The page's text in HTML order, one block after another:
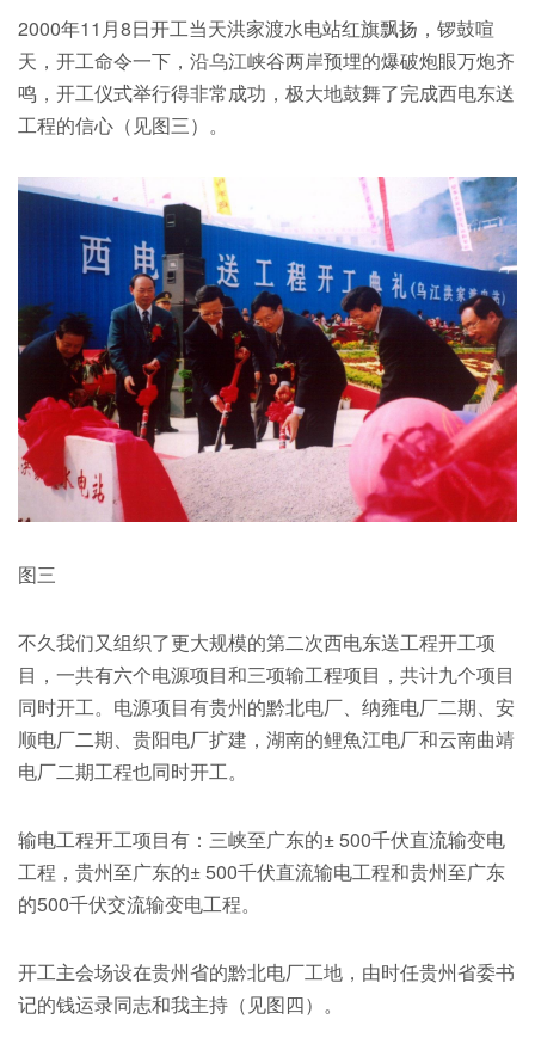
2000年11月8日开工当天洪家渡水电站红旗飘扬，锣鼓喧
天，开工命令一下，沿乌江峡谷两岸预埋的爆破炮眼万炮齐
鸣，开工仪式举行得非常成功，极大地鼓舞了完成西电东送
工程的信心（见图三）。
图三
不久我们又组织了更大规模的第二次西电东送工程开工项
目，一共有六个电源项目和三项输工程项目，共计九个项目
同时开工。电源项目有贵州的黔北电厂、纳雍电厂二期、安
顺电厂二期、贵阳电厂扩建，湖南的鲤魚江电厂和云南曲靖
电厂二期工程也同时开工。
输电工程开工项目有：三峡至广东的± 500千伏直流输变电
工程，贵州至广东的± 500千伏直流输电工程和贵州至广东
的500千伏交流输变电工程。
开工主会场设在贵州省的黔北电厂工地，由时任贵州省委书
记的钱运录同志和我主持（见图四）。